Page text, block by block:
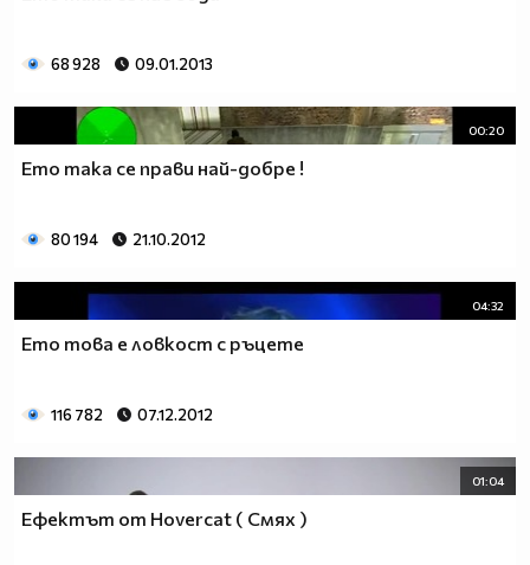
68 928 09.01.2013
00:20
Ето така се прави най-добре !
80 194 21.10.2012
04:32
Ето това е ловкост с ръцете
116 782 07.12.2012
01:04
Ефектът от Hovercat ( Смях )